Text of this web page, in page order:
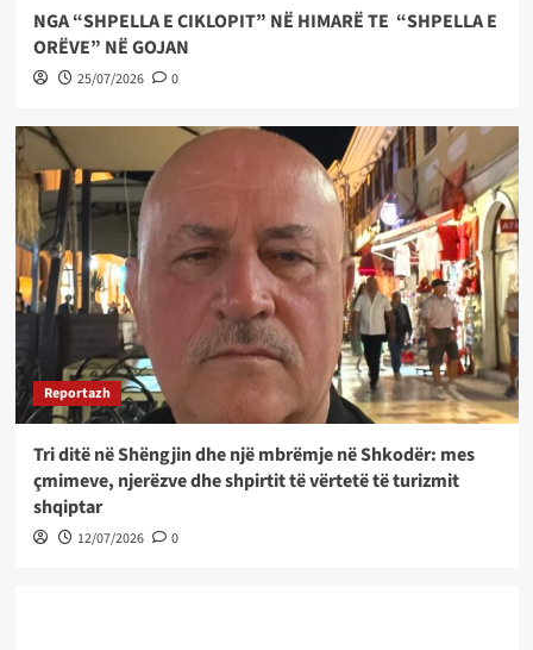
NGA “SHPELLA E CIKLOPIT” NË HIMARË TE “SHPELLA E
ORËVE” NË GOJAN
25/07/2026 0
Reportazh
Tri ditë në Shëngjin dhe një mbrëmje në Shkodër: mes
çmimeve, njerëzve dhe shpirtit të vërtetë të turizmit
shqiptar
12/07/2026 0